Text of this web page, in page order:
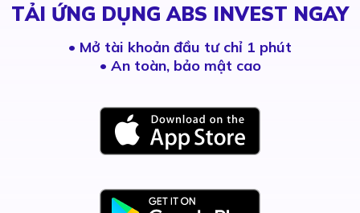
TẢI ỨNG DỤNG ABS INVEST NGAY
• Mở tài khoản đầu tư chỉ 1 phút
• An toàn, bảo mật cao